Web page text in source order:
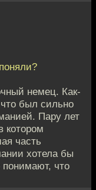
немец. Как-
был сильно
Пару лет
котором
часть
хотела бы
понимают, что